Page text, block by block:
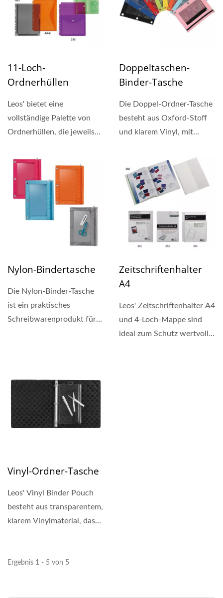
11-Loch-
Ordnerhüllen
Leos' bietet eine
vollständige Palette von
Ordnerhüllen, die jeweils
Doppeltaschen-
Binder-Tasche
Die Doppel-Ordner-Tasche
besteht aus Oxford-Stoff
und klarem Vinyl, mit
Nylon-Bindertasche
Die Nylon-Binder-Tasche
ist ein praktisches
Schreibwarenprodukt für
Zeitschriftenhalter
A4
Leos' Zeitschriftenhalter A4
und 4-Loch-Mappe sind
ideal zum Schutz wertvoller
Vinyl-Ordner-Tasche
Leos' Vinyl Binder Pouch
besteht aus transparentem,
klarem Vinylmaterial, das
Ergebnis 1 - 5 von 5